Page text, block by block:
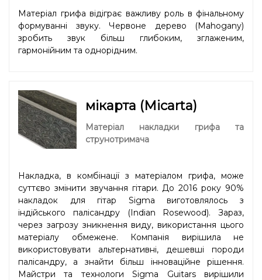
Матеріал грифа відіграє важливу роль в фінальному
формуванні звуку. Червоне дерево (Mahogany)
зробить звук більш глибоким, зглаженим,
гармонійним та однорідним.
мікарта (Micarta)
Матеріал накладки грифа та
струнотримача
Накладка, в комбінації з матеріалом грифа, може
суттєво змінити звучання гітари. До 2016 року 90%
накладок для гітар Sigma виготовлялось з
індійського палісандру (Indian Rosewood). Зараз,
через загрозу зникнення виду, використання цього
матеріалу обмежене. Компанія вирішила не
використовувати альтернативні, дешевші породи
палісандру, а знайти більш інноваційне рішення.
Майстри та технологи Sigma Guitars вирішили